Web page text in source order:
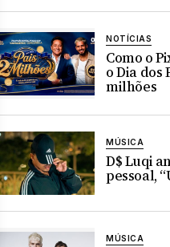
NOTÍCIAS
Como o
o Dia dos
milhões
MÚSICA
D$ Luqi
pessoal,
MÚSICA